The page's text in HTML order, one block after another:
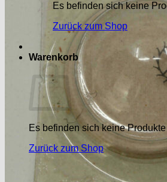
Es befinden sich keine
Zurück zum Shop
Warenkorb
Es befinden sich keine
Zurück zum Shop